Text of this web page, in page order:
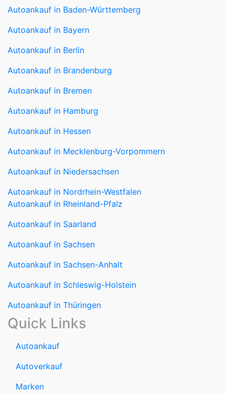
Autoankauf in Baden-Württemberg
Autoankauf in Bayern
Autoankauf in Berlin
Autoankauf in Brandenburg
Autoankauf in Bremen
Autoankauf in Hamburg
Autoankauf in Hessen
Autoankauf in Mecklenburg-Vorpommern
Autoankauf in Niedersachsen
Autoankauf in Nordrhein-Westfalen
Autoankauf in Rheinland-Pfalz
Autoankauf in Saarland
Autoankauf in Sachsen
Autoankauf in Sachsen-Anhalt
Autoankauf in Schleswig-Holstein
Autoankauf in Thüringen
Quick Links
Autoankauf
Autoverkauf
Marken